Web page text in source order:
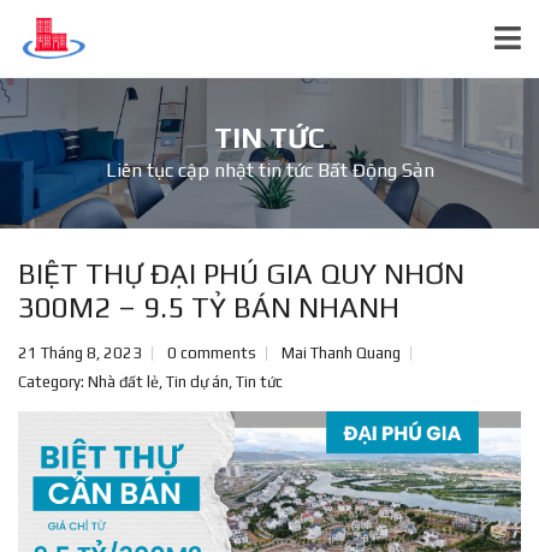
TIN TỨC
Liên tục cập nhật tin tức Bất Động Sản
BIỆT THỰ ĐẠI PHÚ GIA QUY NHƠN
300M2 – 9.5 TỶ BÁN NHANH
21 Tháng 8, 2023 0 comments
Mai Thanh Quang
Category: Nhà đất lẻ, Tin dự án, Tin tức